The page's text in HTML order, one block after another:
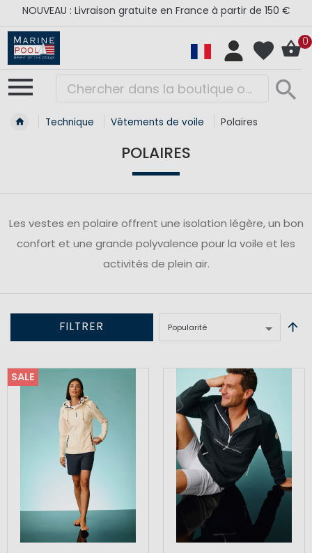
NOUVEAU : Livraison gratuite en France à partir de 150 €
0
Technique Vêtements de voile Polaires
POLAIRES
Les vestes en polaire offrent une isolation légère, un bon
confort et une grande polyvalence pour la voile et les
activités de plein air.
FILTRER
SALE